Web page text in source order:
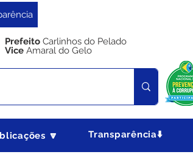
Prefeito Carlinhos do Pelado
Vice Amaral do Gelo
🔽 Transparência⬇️